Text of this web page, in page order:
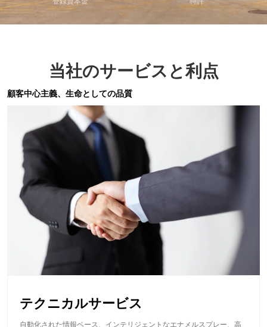
当社のサービスと利点
顧客中心主義、生命としての品質
テクニカルサービス
自動化された情報ベース、インテリジェントなエナメルスプレー、高